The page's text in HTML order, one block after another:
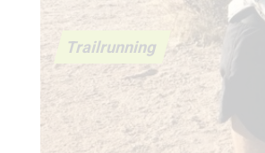
Trailrunning